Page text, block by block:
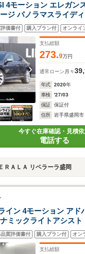
4モーション エレガン
ジ パノラマスライデ
ド オールインセーフ
ートヒーター ヘッド
グTV 360度カメラ20
価書付 購入プラン付 オンライ
支払総額
273.9万円
通常ローン 月々
年式 2020年
車検
'27/03
保証
保証付
住所
岩手県盛岡市
今すぐ在庫確認・見積
電話する
ＲＡＬＡ リベラーラ盛岡
イン 4モーション ア
ミックライトアシス
ーテールゲート レザ
ホールド サイドアシ
スマートキー
質評価書付 購入プラン付 オン
支払総額